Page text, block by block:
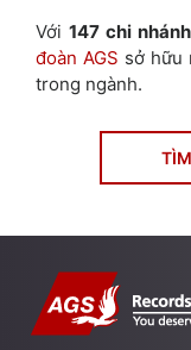
Với 147 chi
đoàn AGS sở hữu
trong ngành.